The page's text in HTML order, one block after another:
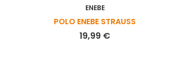
ENEBE
POLO ENEBE STRAUSS
19,99 €Prix